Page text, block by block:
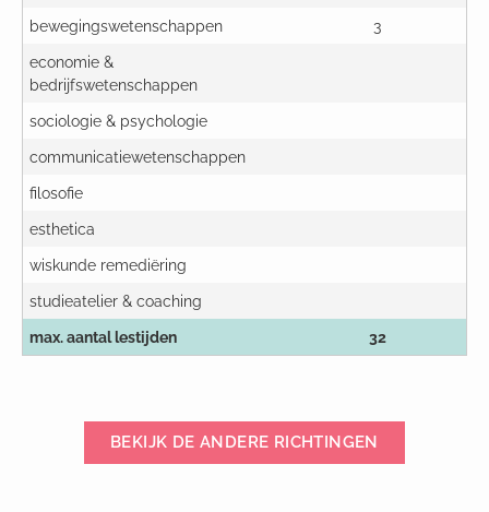
bewegingswetenschappen
3
economie &
bedrijfswetenschappen
sociologie & psychologie
communicatiewetenschappen
filosofie
esthetica
wiskunde remediëring
studieatelier & coaching
max. aantal lestijden
32
BEKIJK DE ANDERE RICHTINGEN